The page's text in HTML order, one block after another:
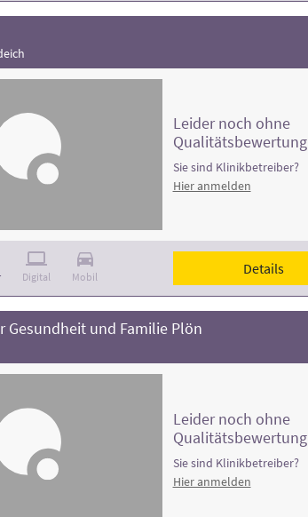
Digital Mobil
Leider noch ohne
Qualitätsbewertung
Sie sind Klinikbetreiber?
Hier anmelden
Details
Gesundheit und Familie Plön
Leider noch ohne
Qualitätsbewertung
Sie sind Klinikbetreiber?
Hier anmelden